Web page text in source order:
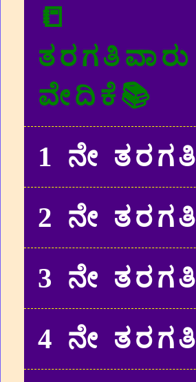
📒
ತರಗತಿವಾರು
ವೇದಿಕೆ📚
1 ನೇ ತರಗತಿ
2 ನೇ ತರಗತಿ
3 ನೇ ತರಗತಿ
4 ನೇ ತರಗತಿ